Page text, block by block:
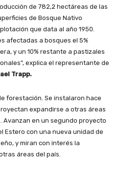
de 782,2 hectáreas de las
de Bosque Nativo
que data al año 1950.
afectadas a bosques el 5%
y un 10% restante a pastizales
explica el representante de
Trapp.
forestación. Se instalaron hace
expandirse a otras áreas
Avanzan en un segundo proyecto
Estero con una nueva unidad de
y miran con interés la
áreas del país.